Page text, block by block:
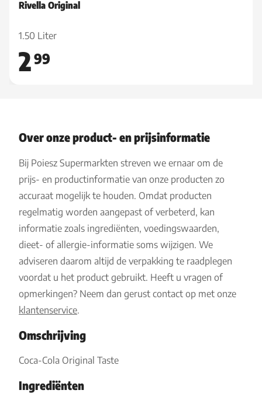
Rivella Original
1.50 Liter
299
Over onze product- en prijsinformatie
Bij Poiesz Supermarkten streven we ernaar om de
prijs- en productinformatie van onze producten zo
accuraat mogelijk te houden. Omdat producten
regelmatig worden aangepast of verbeterd, kan
informatie zoals ingrediënten, voedingswaarden,
dieet- of allergie-informatie soms wijzigen. We
adviseren daarom altijd de verpakking te raadplegen
voordat u het product gebruikt. Heeft u vragen of
opmerkingen? Neem dan gerust contact op met onze
klantenservice.
Omschrijving
Coca-Cola Original Taste
Ingrediënten